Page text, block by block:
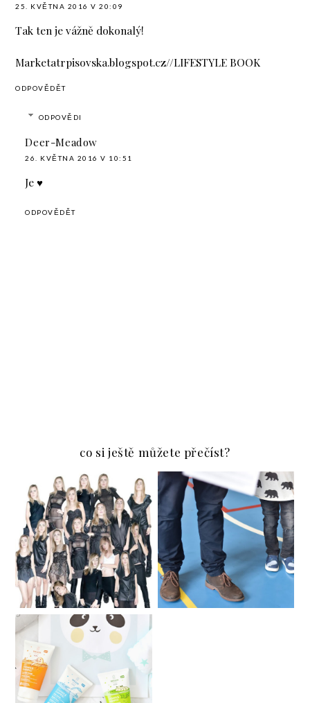
25. KVĚTNA 2016 V 20:09
Tak ten je vážně dokonalý!
Marketatrpisovska.blogspot.cz//LIFESTYLE BOOK
ODPOVĚDĚT
ODPOVĚDI
Deer-Meadow
26. KVĚTNA 2016 V 10:51
Je ♥
ODPOVĚDĚT
co si ještě můžete přečíst?
DUO AWKWARD
PRO DĚTI | VŠECHNO
CO JSTE CHTĚLI
VĚDĚT O KRESLENÍ
Secondhand in Brno /
Sekáče v Brně
DĚTSKÁ KOSMETIKA
WELEDA & SOUTĚŽ O
3 Z NICH ♥